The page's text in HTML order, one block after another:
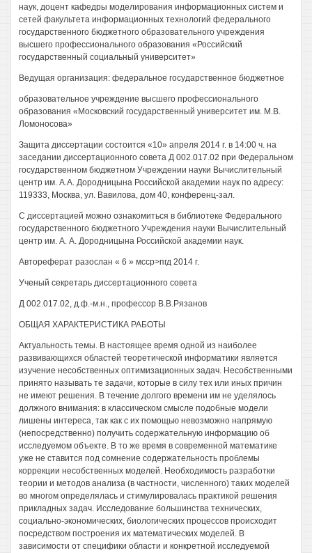
наук, доцент кафедры моделирования информационных систем и
сетей факультета информационных технологий федерального
государственного бюджетного образовательного учреждения
высшего профессионального образования «Российский
государственный социальный университет»
Ведущая организация: федеральное государственное бюджетное
образовательное учреждение высшего профессионального
образования «Московский государственный университет им. М.В.
Ломоносова»
Защита диссертации состоится «10» апреля 2014 г. в 14:00 ч. на
заседании диссертационного совета Д 002.017.02 при Федеральном
государственном бюджетном Учреждении науки Вычислительный
центр им. A.A. Дородницына Российской академии наук по адресу:
119333, Москва, ул. Вавилова, дом 40, конференц-зал.
С диссертацией можно ознакомиться в библиотеке Федерального
государственного бюджетного Учреждения науки Вычислительный
центр им. А. А. Дородницына Российской академии наук.
Автореферат разослан « 6 » мсср>пгд 2014 г.
Ученый секретарь диссертационного совета
Д 002.017.02, д.ф.-м.н., профессор В.В.Рязанов
ОБЩАЯ ХАРАКТЕРИСТИКА РАБОТЫ
Актуальность темы. В настоящее время одной из наиболее
развивающихся областей теоретической информатики является
изучение несобственных оптимизационных задач. Несобственными
принято называть те задачи, которые в силу тех или иных причин
не имеют решения. В течение долгого времени им не уделялось
должного внимания: в классическом смысле подобные модели
лишены интереса, так как с их помощью невозможно напрямую
(непосредственно) получить содержательную информацию об
исследуемом объекте. В то же время в современной математике
уже не ставится под сомнение содержательность проблемы
коррекции несобственных моделей. Необходимость разработки
теории и методов анализа (в частности, численного) таких моделей
во многом определялась и стимулировалась практикой решения
прикладных задач. Исследование большинства технических,
социально-экономических, биологических процессов происходит
посредством построения их математических моделей. В
зависимости от специфики области и конкретной исследуемой